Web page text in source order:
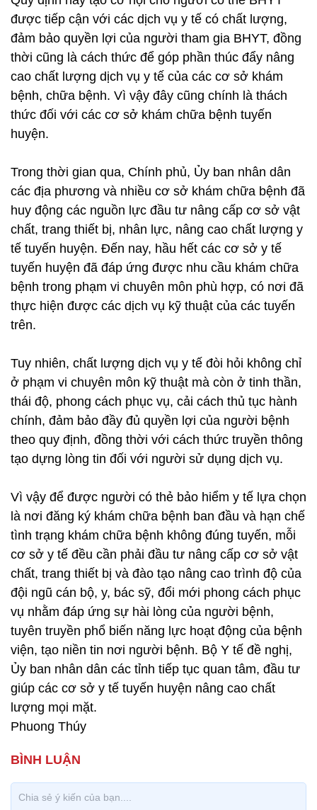
được tiếp cận với các dịch vụ y tế có chất lượng,
đảm bảo quyền lợi của người tham gia BHYT, đồng
thời cũng là cách thức để góp phần thúc đẩy nâng
cao chất lượng dịch vụ y tế của các cơ sở khám
bệnh, chữa bệnh. Vì vậy đây cũng chính là thách
thức đối với các cơ sở khám chữa bệnh tuyến
huyện.
Trong thời gian qua, Chính phủ, Ủy ban nhân dân
các địa phương và nhiều cơ sở khám chữa bệnh đã
huy động các nguồn lực đầu tư nâng cấp cơ sở vật
chất, trang thiết bị, nhân lực, nâng cao chất lượng y
tế tuyến huyện. Đến nay, hầu hết các cơ sở y tế
tuyến huyện đã đáp ứng được nhu cầu khám chữa
bệnh trong phạm vi chuyên môn phù hợp, có nơi đã
thực hiện được các dịch vụ kỹ thuật của các tuyến
trên.
Tuy nhiên, chất lượng dịch vụ y tế đòi hỏi không chỉ
ở phạm vi chuyên môn kỹ thuật mà còn ở tinh thần,
thái độ, phong cách phục vụ, cải cách thủ tục hành
chính, đảm bảo đầy đủ quyền lợi của người bệnh
theo quy định, đồng thời với cách thức truyền thông
tạo dựng lòng tin đối với người sử dụng dịch vụ.
Vì vậy để được người có thẻ bảo hiểm y tế lựa chọn
là nơi đăng ký khám chữa bệnh ban đầu và hạn chế
tình trạng khám chữa bệnh không đúng tuyến, mỗi
cơ sở y tế đều cần phải đầu tư nâng cấp cơ sở vật
chất, trang thiết bị và đào tạo nâng cao trình độ của
đội ngũ cán bộ, y, bác sỹ, đổi mới phong cách phục
vụ nhằm đáp ứng sự hài lòng của người bệnh,
tuyên truyền phổ biến năng lực hoạt động của bệnh
viện, tạo niền tin nơi người bệnh. Bộ Y tế đề nghị,
Ủy ban nhân dân các tỉnh tiếp tục quan tâm, đầu tư
giúp các cơ sở y tế tuyến huyện nâng cao chất
lượng mọi mặt.
Phuong Thúy